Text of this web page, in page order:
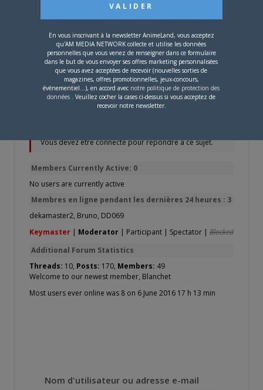
quelques trucs mais avant que je puisse
coloriste, capable de colorier à l’aise avec
Photoshop. Si quelqu’un est intéressé, mp
moi
Vous devez être connecté pour répondre à ce sujet.
Members Currently Active: 0
No users are currently active
Membres en ligne pendant les dernières 24 heures : 3
dekamaster2, Bruno, DD069
Keymaster | Moderator | Participant | Spectator | Blocked
Additional Forum Statistics
Threads: 10, Posts: 170, Members: 49
Welcome to our newest member, Blanchet
Most users ever online was 8 on 6 June 2016 17 h 13 min
Nom d'utilisateur ou adresse e-mail
En vous inscrivant à la newsletter AnimeLand, vous acceptez
qu'AM MEDIA NETWORK collecte et utilise les données
personnelles que vous venez de renseigner dans ce formulaire
dans le but de vous envoyer ses offres marketing personnalisées
que vous avez acceptées de recevoir (nouvelles sorties de
magazines, offres promotionnelles, jeux-concours,
événementiel...), en accord avec notre politique de protection des
données . Veuillez cocher la cases ci-dessus si vous acceptez de
recevoir notre newsletter.